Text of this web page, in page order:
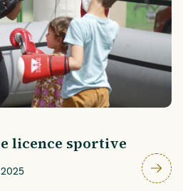
licence sportive